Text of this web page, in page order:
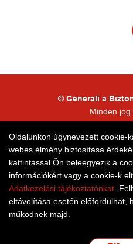
Oldalunkon úgynevezett cookie-
webes élmény biztosítása
kattintással Ön beleegyezik a
információkért vagy a cookie-k
Adatkezelési tájékoztatónkat .
eltávolítása esetén előfordulhat,
működnek majd.
© Generali a
Minden